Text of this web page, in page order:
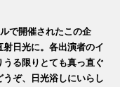
で開催されたこの企
日光に。各出演者のイ
る限りとても真っ直ぐ
ぞ、日光浴しにいらし